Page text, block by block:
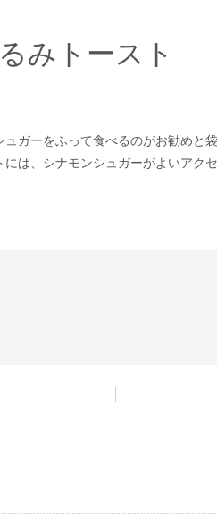
みトースト
ガーをふって食べるのがお勧めと
は、シナモンシュガーがよいアクセ